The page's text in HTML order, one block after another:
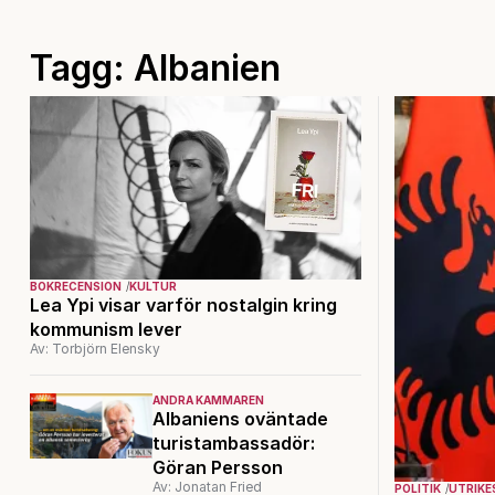
Tagg: Albanien
BOKRECENSION KULTUR
Lea Ypi visar varför nostalgin kring
kommunism lever
Av: Torbjörn Elensky
ANDRA KAMMAREN
Albaniens oväntade
turistambassadör:
Göran Persson
Av: Jonatan Fried POLITIK